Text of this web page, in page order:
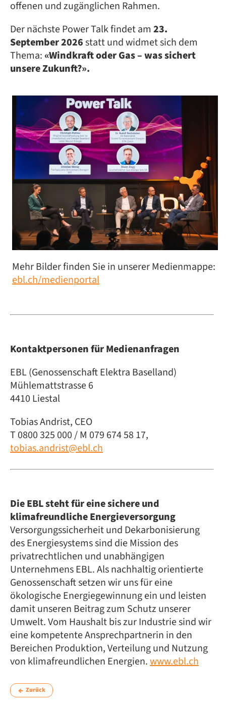
offenen und zugänglichen Rahmen.
Der nächste Power Talk findet am 23.
September 2026statt und widmet sich dem
Thema: «Windkraft oder Gas – was sichert
unsere Zukunft?».
Mehr Bilder finden Sie in unserer Medienmappe:
ebl.ch/medienportal
Kontaktpersonen für Medienanfragen
EBL (Genossenschaft Elektra Baselland)
Mühlemattstrasse 6
4410 Liestal
Tobias Andrist, CEO
T 0800 325 000 / M 079 674 58 17,
tobias.andrist@ebl.ch
Die EBL steht für eine sichere und
klimafreundliche Energieversorgung
Versorgungssicherheit und Dekarbonisierung
des Energiesystems sind die Mission des
privatrechtlichen und unabhängigen
Unternehmens EBL. Als nachhaltig orientierte
Genossenschaft setzen wir uns für eine
ökologische Energiegewinnung ein und leisten
damit unseren Beitrag zum Schutz unserer
Umwelt. Vom Haushalt bis zur Industrie sind wir
eine kompetente Ansprechpartnerin in den
Bereichen Produktion, Verteilung und Nutzung
von klimafreundlichen Energien.www.ebl.ch
Zurück